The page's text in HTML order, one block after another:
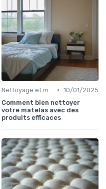
Nettoyage et maintenance • 10/01/2025
Comment bien nettoyer
votre matelas avec des
produits efficaces